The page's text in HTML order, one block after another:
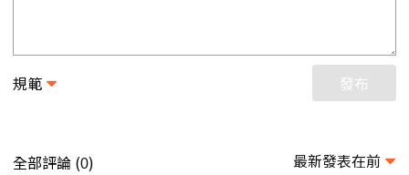
規範 發布
全部評論 (0) 最新發表在前